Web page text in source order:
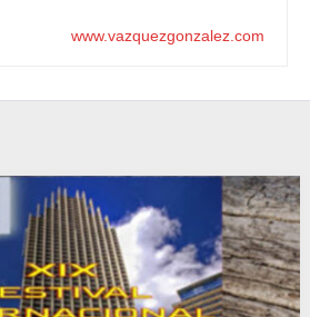
www.vazquezgonzalez.com